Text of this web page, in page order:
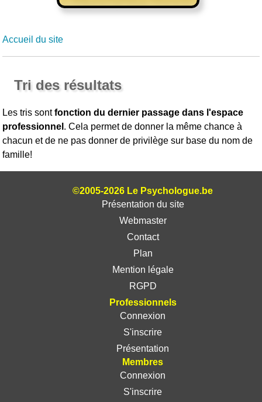
Accueil du site
Tri des résultats
Les tris sontfonction du dernier passage dans l'espace
professionnel . Cela permet de donner la même chance à
chacun et de ne pas donner de privilège sur base du nom de
famille!
©2005-2026 Le Psychologue.be
Présentation du site
Webmaster
Contact
Plan
Mention légale
RGPD
Professionnels
Connexion
S'inscrire
Présentation
Membres
Connexion
S'inscrire